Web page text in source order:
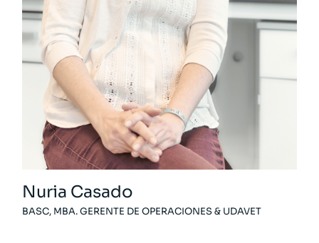
Nuria Casado
BASC, MBA. GERENTE DE OPERACIONES & UDAVET